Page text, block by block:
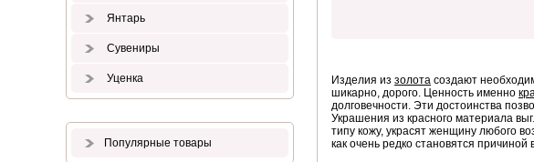
Янтарь
Сувениры
Уценка
Популярные товары
Изделия из золота создают
шикарно, дорого. Ценность именно
долговечности. Эти достоинства
Украшения из красного материала
типу кожу, украсят женщину любого
как очень редко становятся причиной